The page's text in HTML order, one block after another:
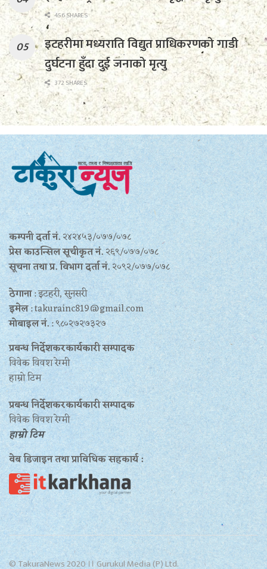
456 SHARES
इटहरीमा मध्यराति विद्युत प्राधिकरणको गाडी
दुर्घटना हुँदा दुई जनाको मृत्यु
372 SHARES
कम्पनी दर्ता नं.२४२४५३/०७७/०७८
प्रेस काउन्सिल सूचीकृत नं.२६९/०७७/०७८
सूचना तथा प्र‍. विभाग दर्ता नं.२०९२/०७७/०७८
ठेगाना: इटहरी, सुनसरी
इमेल: takurainc819@gmail.com
मोबाइल नं.: ९८०२७२७३२७
प्रबन्ध निर्देशकरकार्यकारी सम्पादक
विवेक विवश रेग्मी
हाम्रो टिम
प्रबन्ध निर्देशकरकार्यकारी सम्पादक
विवेक विवश रेग्मी
हाम्रो टिम
वेब डिजाइन तथा प्राविधिक सहकार्य :
© TakuraNews 2020 ।। Gurukul Media (P) Ltd.